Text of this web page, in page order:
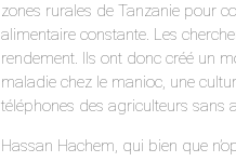
zones rurales de Tanzanie pour
alimentaire constante. Les
rendement. Ils ont donc créé un
maladie chez le manioc, une
téléphones des agriculteurs sans
Hassan Hachem, qui bien que